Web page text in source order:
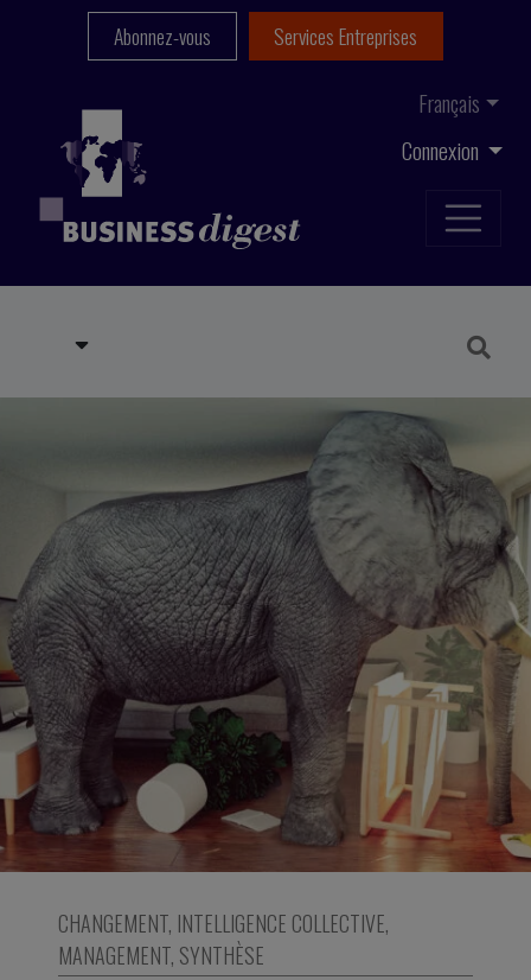
Connexion
Français
Abonnez-vous Services Entreprises
CHANGEMENT, INTELLIGENCE COLLECTIVE,
MANAGEMENT, SYNTHÈSE